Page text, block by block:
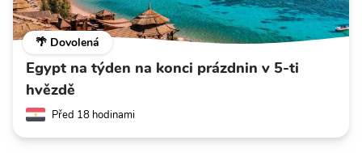
🌴 Dovolená
Egypt na týden na konci prázdnin v 5-ti
hvězdě
Před 18 hodinami